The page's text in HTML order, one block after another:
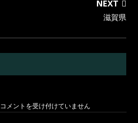
NEXT
滋賀県
コメントを受け付けていません